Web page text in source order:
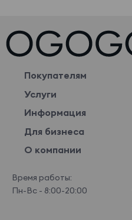
Покупателям
Услуги
Информация
Для бизнеса
О компании
Время работы:
Пн-Вс - 8:00-20:00